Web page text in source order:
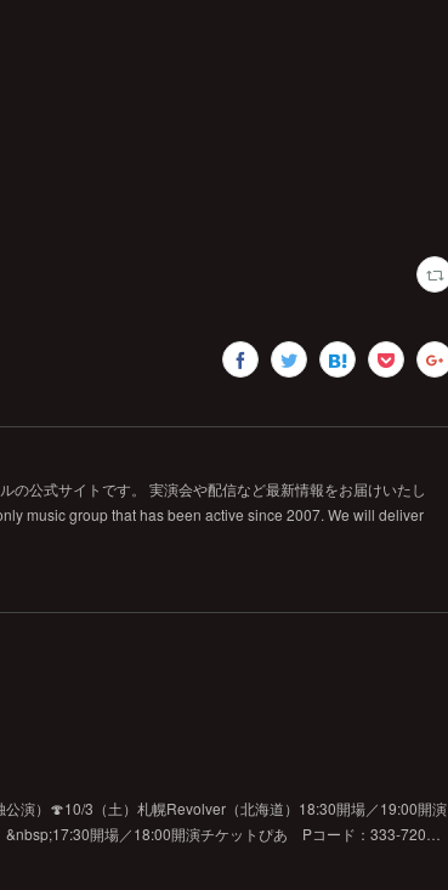
公式サイトです。 実演会や配信など最新情報をお届けいたし
music group that has been active since 2007. We will deliver
演）🍄10/3（土）札幌Revolver（北海道）18:30開場／19:00開演
開場／18:00開演チケットぴあ Pコード：333-720…